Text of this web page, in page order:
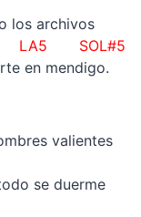
los archivos
LA5 SOL#5
en mendigo.
valientes
se duerme